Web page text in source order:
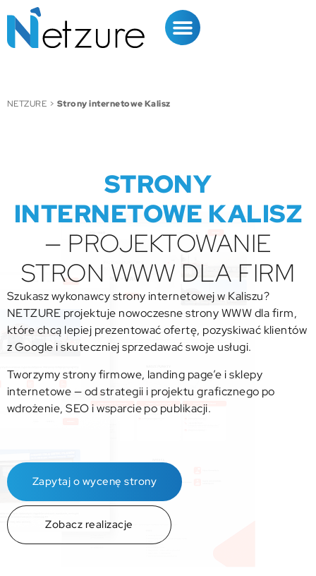
NETZURE > Strony internetowe Kalisz
STRONY
INTERNETOWE KALISZ
— PROJEKTOWANIE
STRON WWW DLA FIRM
Szukasz wykonawcy strony internetowej w Kaliszu?
NETZURE projektuje nowoczesne strony WWW dla firm,
które chcą lepiej prezentować ofertę, pozyskiwać klientów
z Google i skuteczniej sprzedawać swoje usługi.
Tworzymy strony firmowe, landing page’e i sklepy
internetowe — od strategii i projektu graficznego po
wdrożenie, SEO i wsparcie po publikacji.
Zapytaj o wycenę strony
Zobacz realizacje